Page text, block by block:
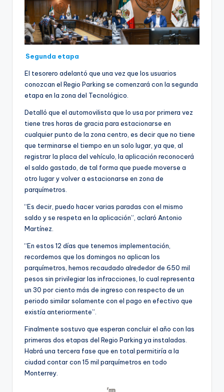
Segunda etapa
El tesorero adelantó que una vez que los usuarios
conozcan el Regio Parking se comenzará con la segunda
etapa en la zona del Tecnológico.
Detalló que el automovilista que lo usa por primera vez
tiene tres horas de gracia para estacionarse en
cualquier punto de la zona centro, es decir que no tiene
que terminarse el tiempo en un solo lugar, ya que, al
registrar la placa del vehículo, la aplicación reconocerá
el saldo gastado, de tal forma que puede moverse a
otro lugar y volver a estacionarse en zona de
parquímetros.
“Es decir, puedo hacer varias paradas con el mismo
saldo y se respeta en la aplicación”, aclaró Antonio
Martínez.
“En estos 12 días que tenemos implementación,
recordemos que los domingos no aplican los
parquímetros, hemos recaudado alrededor de 650 mil
pesos sin privilegiar las infracciones, lo cual representa
un 30 por ciento más de ingreso con respecto de un
periodo similar solamente con el pago en efectivo que
existía anteriormente”.
Finalmente sostuvo que esperan concluir el año con las
primeras dos etapas del Regio Parking ya instaladas.
Habrá una tercera fase que en total permitiría a la
ciudad contar con 15 mil parquímetros en todo
Monterrey.